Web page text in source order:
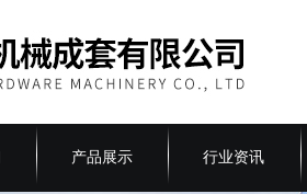
产品展示 行业资讯